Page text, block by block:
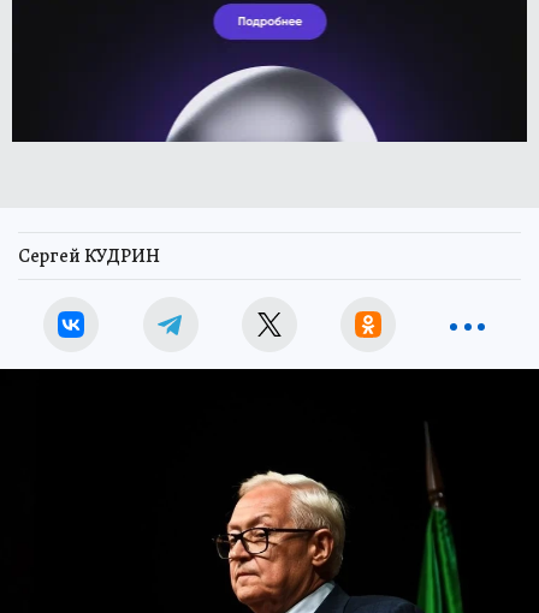
Сергей КУДРИН